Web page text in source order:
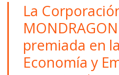
La
premiada en
Economía y